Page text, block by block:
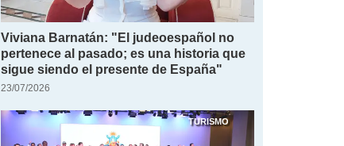
Viviana Barnatán: "El judeoespañol no
pertenece al pasado; es una historia que
sigue siendo el presente de España"
23/07/2026
TURISMO